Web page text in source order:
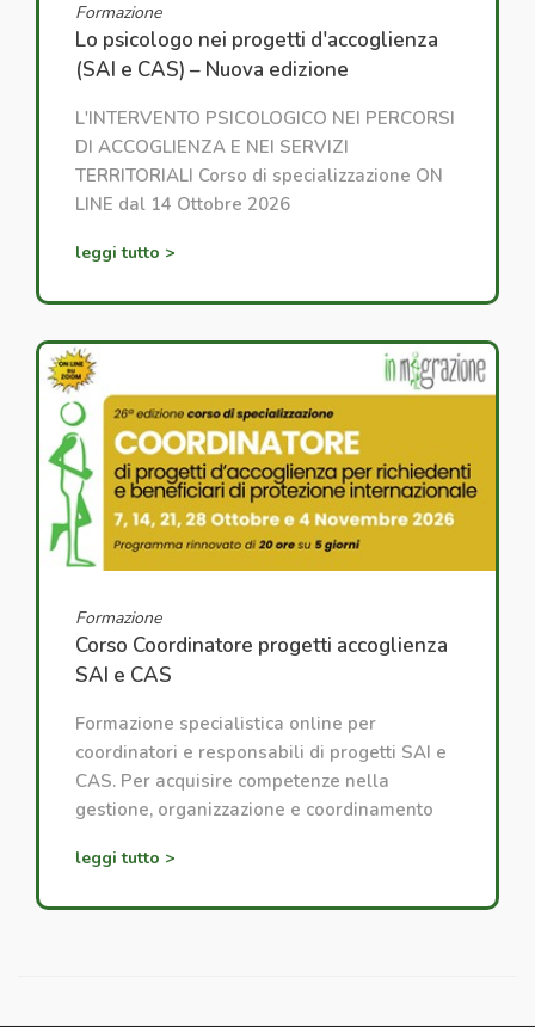
Formazione
Lo psicologo nei progetti d'accoglienza
(SAI e CAS) – Nuova edizione
L'INTERVENTO PSICOLOGICO NEI PERCORSI
DI ACCOGLIENZA E NEI SERVIZI
TERRITORIALI Corso di specializzazione ON
LINE dal 14 Ottobre 2026
leggi tutto >
Formazione
Corso Coordinatore progetti accoglienza
SAI e CAS
Formazione specialistica online per
coordinatori e responsabili di progetti SAI e
CAS. Per acquisire competenze nella
gestione, organizzazione e coordinamento
leggi tutto >